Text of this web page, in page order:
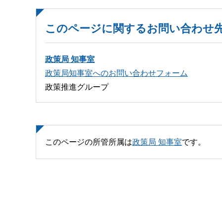
このページに関するお問い合わせ
政策局 知事室
政策局知事室へのお問い合わせフォーム
政策推進グループ
このページの所管所属は政策局 知事室です。